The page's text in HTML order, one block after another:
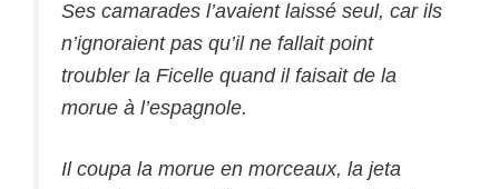
Ses camarades l’avaient laissé seul, car ils
n’ignoraient pas qu’il ne fallait point
troubler la Ficelle quand il faisait de la
morue à l’espagnole.
Il coupa la morue en morceaux, la jeta